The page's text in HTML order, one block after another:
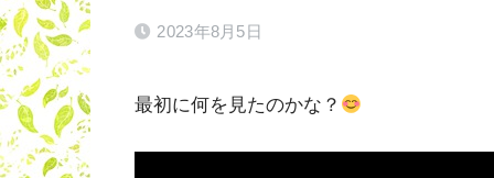
2023年8月5日
最初に何を見たのかな？